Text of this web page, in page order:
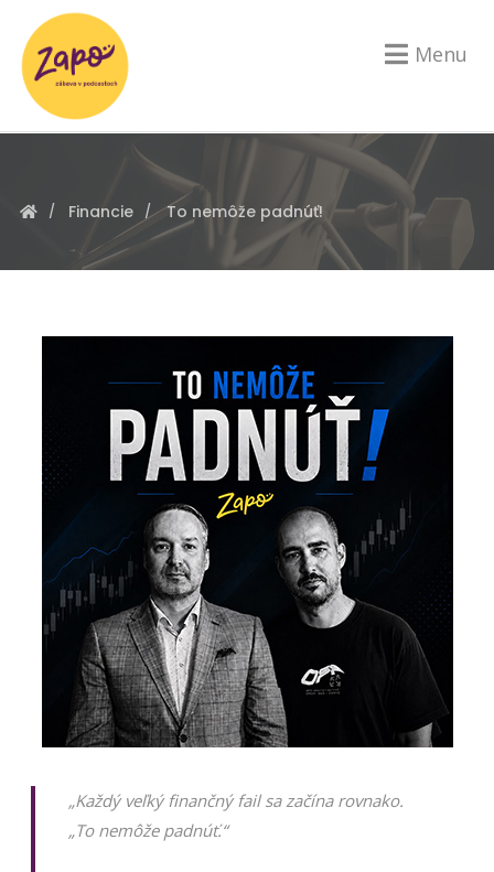
Menu
Financie To nemôže padnúť!
„Každý veľký finančný fail sa začína rovnako.
„To nemôže padnúť.“